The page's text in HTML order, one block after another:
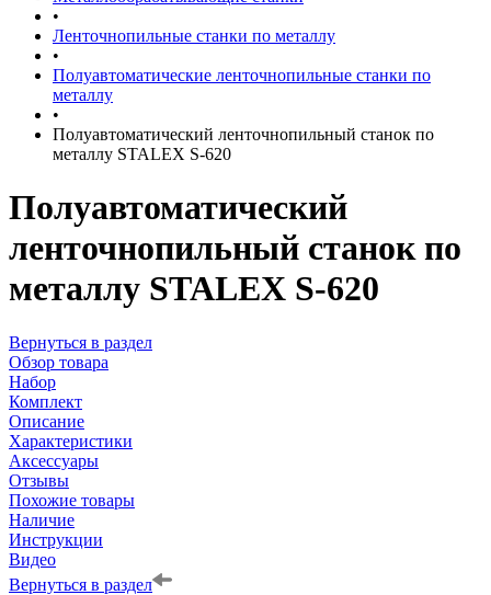
•
Ленточнопильные станки по металлу
•
Полуавтоматические ленточнопильные станки по
металлу
•
Полуавтоматический ленточнопильный станок по
металлу STALEX S-620
Полуавтоматический
ленточнопильный станок по
металлу STALEX S-620
Вернуться в раздел
Обзор товара
Набор
Комплект
Описание
Характеристики
Аксессуары
Отзывы
Похожие товары
Наличие
Инструкции
Видео
Вернуться в раздел